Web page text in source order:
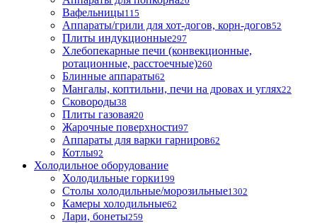
Вафельницы115
Аппараты/грили для хот-догов, корн-догов52
Плиты индукционные297
Хлебопекарные печи (конвекционные,
ротационные, расстоечные)260
Блинные аппараты62
Мангалы, коптильни, печи на дровах и углях22
Сковороды38
Плиты газовая20
Жарочные поверхности97
Аппараты для варки гарниров62
Котлы92
Холодильное оборудование
Холодильные горки199
Столы холодильные/морозильные1302
Камеры холодильные62
Лари, бонеты259